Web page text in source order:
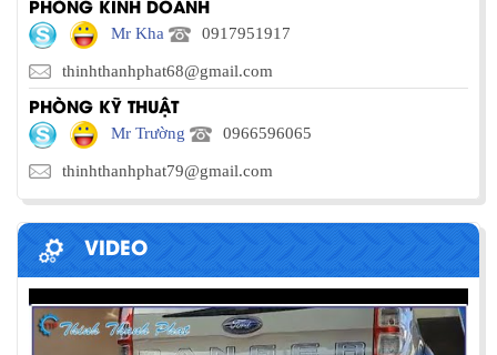
PHÒNG KINH DOANH
Mr Kha 0917951917
thinhthanhphat68@gmail.com
PHÒNG KỸ THUẬT
Mr Trường 0966596065
thinhthanhphat79@gmail.com
VIDEO